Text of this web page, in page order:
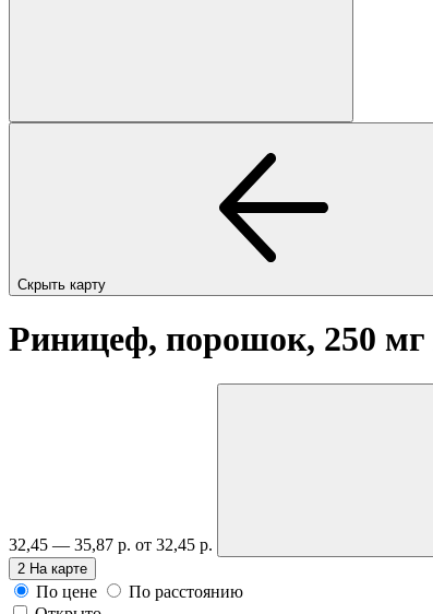
Скрыть карту
Риницеф, порошок, 250
32,45 — 35,87 р. от 32,45 р.
2 На карте
По цене
По расстоянию